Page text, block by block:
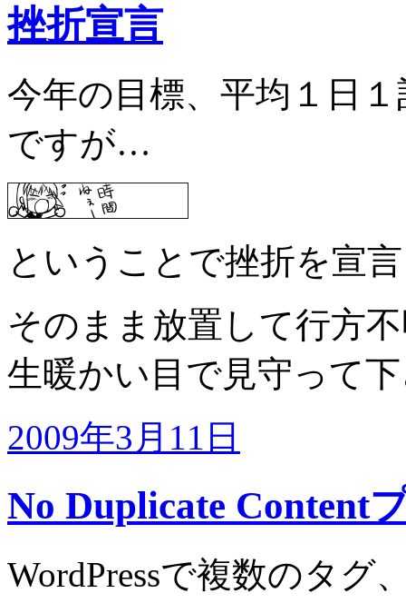
挫折宣言
今年の目標、平均１日
ですが…
ということで挫折を宣
そのまま放置して行方
生暖かい目で見守って
2009年3月11日
No Duplicate Content
WordPressで複数のタグ